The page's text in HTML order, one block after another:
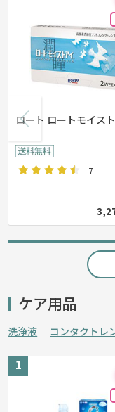
ロート ロートモイス
7
ケア用品
洗浄液 コンタクトレ